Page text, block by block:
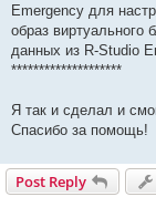
Emergency для
образ виртуального
данных из R-Studio
********************
Я так и сделал и
Спасибо за помощь!
Post Reply